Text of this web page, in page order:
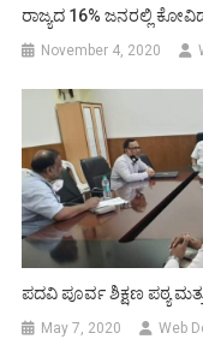
ರಾಜ್ಯದ 16% ಜನರಲ್ಲಿ
November 4, 2020
ಪದವಿ ಪೂರ್ವ ಶಿಕ್ಷಣ ಪಠ್ಯ
May 7, 2020 Web